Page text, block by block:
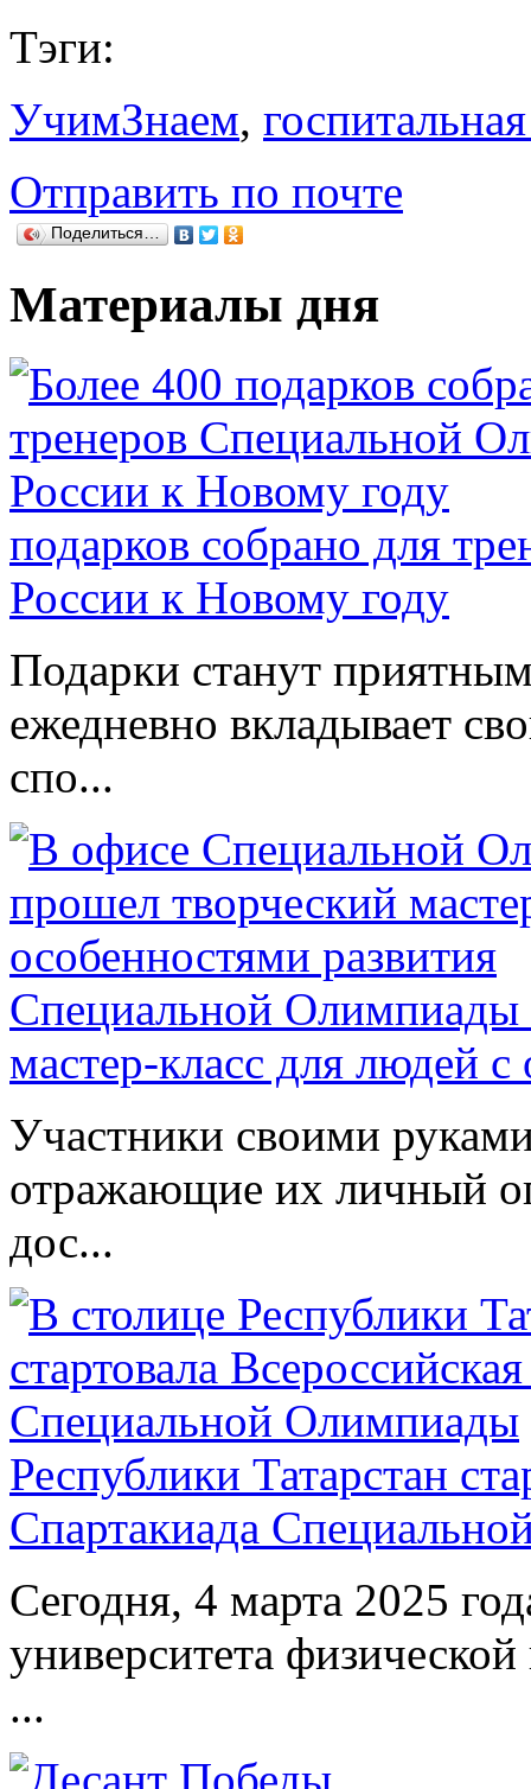
Тэги:
УчимЗнаем,
Отправить по почте
Поделиться…
Материалы дня
подарков собрано для
России к Новому году
Подарки станут
ежедневно вкладывает
спо...
Специальной Олимпиады
мастер-класс для людей
Участники своими
отражающие их личный
дос...
Республики Татарстан
Спартакиада
Сегодня, 4 марта 2025
университета
...